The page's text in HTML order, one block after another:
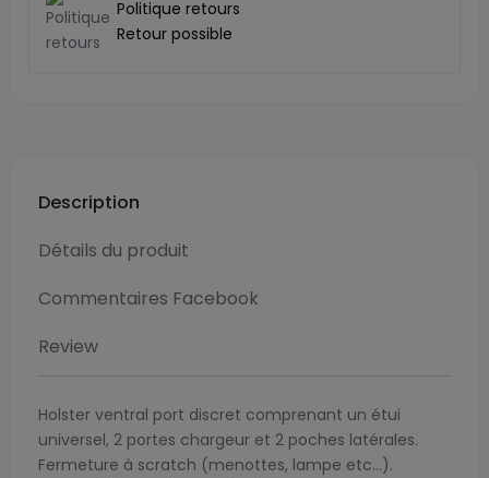
Politique retours
Retour possible
Description
Détails du produit
Commentaires Facebook
Review
Holster ventral port discret comprenant un étui
universel, 2 portes chargeur et 2 poches latérales.
Fermeture à scratch (menottes, lampe etc...).